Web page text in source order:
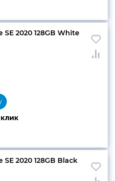
2020 128GB White
2020 128GB Black